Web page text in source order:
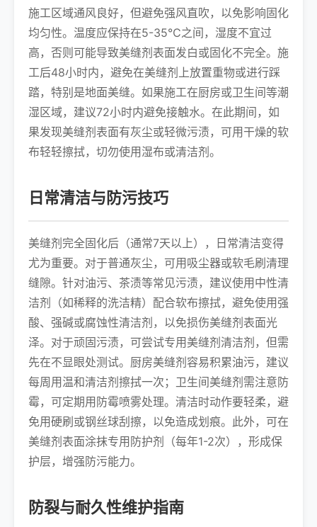
施工区域通风良好，但避免强风直吹，以免影响固化
均匀性。温度应保持在5-35℃之间，湿度不宜过
高，否则可能导致美缝剂表面发白或固化不完全。施
工后48小时内，避免在美缝剂上放置重物或进行踩
踏，特别是地面美缝。如果施工在厨房或卫生间等潮
湿区域，建议72小时内避免接触水。在此期间，如
果发现美缝剂表面有灰尘或轻微污渍，可用干燥的软
布轻轻擦拭，切勿使用湿布或清洁剂。
日常清洁与防污技巧
美缝剂完全固化后（通常7天以上），日常清洁变得
尤为重要。对于普通灰尘，可用吸尘器或软毛刷清理
缝隙。针对油污、茶渍等常见污渍，建议使用中性清
洁剂（如稀释的洗洁精）配合软布擦拭，避免使用强
酸、强碱或腐蚀性清洁剂，以免损伤美缝剂表面光
泽。对于顽固污渍，可尝试专用美缝剂清洁剂，但需
先在不显眼处测试。厨房美缝剂容易积累油污，建议
每周用温和清洁剂擦拭一次；卫生间美缝剂需注意防
霉，可定期用防霉喷雾处理。清洁时动作要轻柔，避
免用硬刷或钢丝球刮擦，以免造成划痕。此外，可在
美缝剂表面涂抹专用防护剂（每年1-2次），形成保
护层，增强防污能力。
防裂与耐久性维护指南